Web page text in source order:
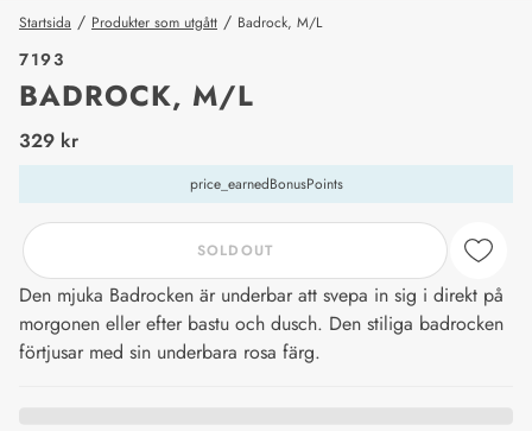
Startsida / Produkter som utgått / Badrock, M/L
7193
BADROCK, M/L
price_label
329 kr
price_earnedBonusPoints
SOLDOUT
Den mjuka Badrocken är underbar att svepa in sig i direkt på
morgonen eller efter bastu och dusch. Den stiliga badrocken
förtjusar med sin underbara rosa färg.